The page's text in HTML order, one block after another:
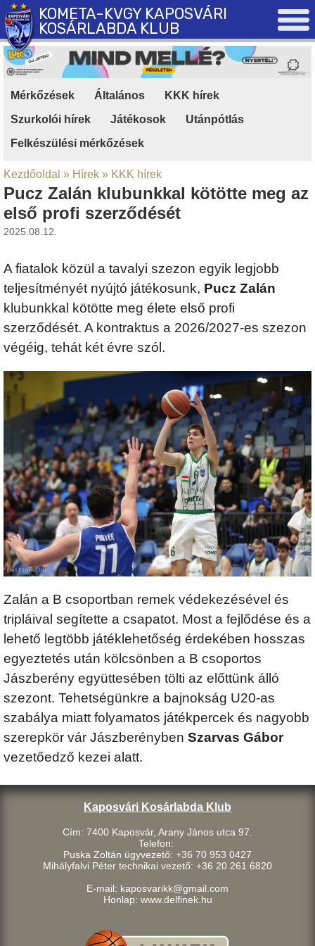
KOMETA-KVGY KAPOSVÁRI
KOSÁRLABDA KLUB
Mérkőzések Általános KKK hírek
Szurkolói hírek
Játékosok Utánpótlás
Felkészülési mérkőzések
Kezdőoldal » Hírek » KKK hírek
Pucz Zalán klubunkkal kötötte meg az
első profi szerződését
2025.08.12.
A fiatalok közül a tavalyi szezon egyik legjobb
teljesítményét nyújtó játékosunk, Pucz Zalán
klubunkkal kötötte meg élete első profi
szerződését. A kontraktus a 2026/2027-es szezon
végéig, tehát két évre szól.
Zalán a B csoportban remek védekezésével és
tripláival segítette a csapatot. Most a fejlődése és a
lehető legtöbb játéklehetőség érdekében hosszas
egyeztetés után kölcsönben a B csoportos
Jászberény együttesében tölti az előttünk álló
szezont. Tehetségünkre a bajnokság U20-as
szabálya miatt folyamatos játékpercek és nagyobb
szerepkör vár Jászberényben Szarvas Gábor
vezetőedző kezei alatt.
Kaposvári Kosárlabda Klub
Cím: 7400 Kaposvár, Arany János utca 97.
Telefon:
Puska Zoltán ügyvezető: +36 70 953 0427
Mihályfalvi Péter technikai vezető: +36 20 261 6820
E-mail: kaposvarikk@gmail.com
Honlap: www.delfinek.hu